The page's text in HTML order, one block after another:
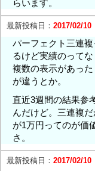
らいます。
最新投稿日： 2017/02/10
パーフェクト三連
るけど実績のってな
複数の表示があっ
が違うとか。
直近3週間の結果参
んだけど。三連複
が1万円ってのが価
さ。
最新投稿日： 2017/02/10